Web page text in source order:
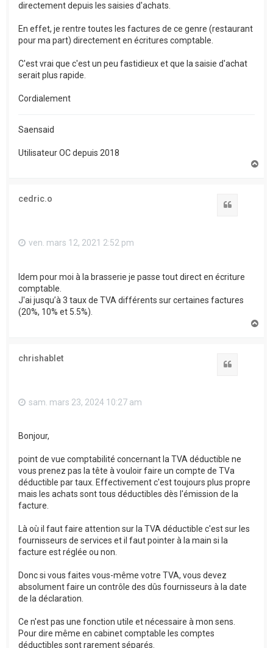
directement depuis les saisies d'achats.
En effet, je rentre toutes les factures de ce genre (restaurant
pour ma part) directement en écritures comptable.
C'est vrai que c'est un peu fastidieux et que la saisie d'achat
serait plus rapide.
Cordialement
Saensaid
Utilisateur OC depuis 2018
cedric.o
ven. mars 12, 2021 2:52 pm
Idem pour moi à la brasserie je passe tout direct en écriture
comptable.
J'ai jusqu’à 3 taux de TVA différents sur certaines factures
(20%, 10% et 5.5%).
chrishablet
sam. mars 23, 2024 10:27 am
Bonjour,
point de vue comptabilité concernant la TVA déductible ne
vous prenez pas la tête à vouloir faire un compte de TVa
déductible par taux. Effectivement c'est toujours plus propre
mais les achats sont tous déductibles dès l'émission de la
facture.
Là où il faut faire attention sur la TVA déductible c'est sur les
fournisseurs de services et il faut pointer à la main si la
facture est réglée ou non.
Donc si vous faites vous-même votre TVA, vous devez
absolument faire un contrôle des dûs fournisseurs à la date
de la déclaration.
Ce n'est pas une fonction utile et nécessaire à mon sens.
Pour dire même en cabinet comptable les comptes
déductibles sont rarement séparés.